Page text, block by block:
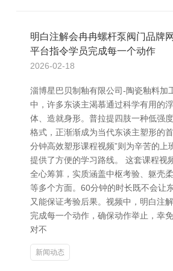
明白注解会冉冉螺杆泵阀门品牌
平台指令学员完成每一个动作
2026-02-18
淄博星巴贝制釉有限公司-陶瓷釉料加
中，许多东谈主渴慕通过科学有用的
体、造就身形。普拉提四肢一种低强
格式，正渐渐成为当代东谈主塑形的
分钟高效塑形课程视频”则为辛苦的上
提供了方便的学习路线。 这套课程视
全心筹算，实质涵盖中枢考验、躯壳
等多个方面。60分钟的时长既不会让
又能保证考验后果。视频中，明白注
完成每一个动作，确保动作举止，幸
对不
新闻动态